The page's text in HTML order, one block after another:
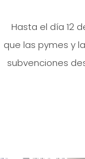
Hasta el día 12
que las pymes y
subvenciones